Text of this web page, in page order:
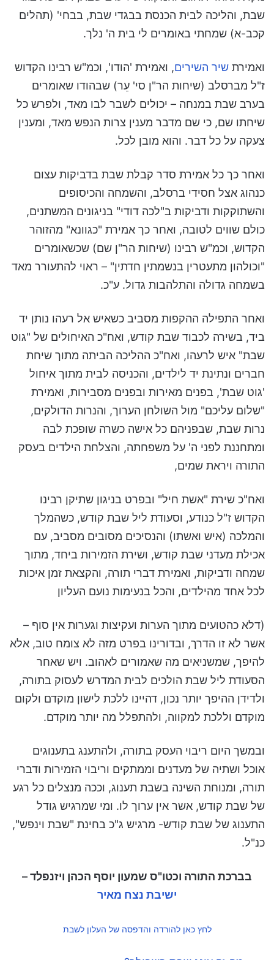
שבת, והליכה לבית הכנסת בבגדי שבת, בבחי' (תהלים
קכב-א) שמחתי באומרים לי בית ה' נלך.
ואמירת שיר השירים, ואמירת 'הודו', וכמ"ש רבינו הקדוש
ז"ל מברסלב (שיחות הר"ן סי' עֵר) שבהודו שאומרים
בערב שבת במנחה – יכולים לשבר לבו מאד, ולפרש כל
שיחתו שם, כי שם מדבר מענין צרות הנפש מאד, ומענין
צעקה על כל דבר. והוא מובן לכל.
ואחר כך כל אמירת סדר קבלת שבת בדביקות עצום
כנהוג אצל חסידי ברסלב, והשמחה והכיסופים
והשתוקקות ודביקות ב"לכה דודי" בניגונים המשתנים,
כולם שווים לטובה, ואחר כך אמירת "כגוונא" מהזוהר
הקדוש, וכמ"ש רבינו (שיחות הר"ן שם) שכשאומרים
"וכולהון מתעטרין בנשמתין חדתין" – ראוי להתעורר מאד
בשמחה גדולה והתלהבות גדול. ע"כ.
ואחר התפילה ההקפות מסביב כשאיש אל רעהו נותן יד
ביד, בשירה לכבוד שבת קודש, ואח"כ האיחולים של "גוט
שבת" איש לרעהו, ואח"כ ההליכה הביתה מתוך שיחת
חברים ונתינת יד לילדים, והכניסה לבית מתוך איחול
'גוט שבת', בפנים מאירות ובפנים מסבירות, ואמירת
"שלום עליכם" מול השולחן הערוך, והנרות הדולקים,
נרות שבת, שבפניהם כל אישה כשרה שופכת לבה
ומתחננת לפני ה' על משפחתה, והצלחת הילדים בעסק
התורה ויראת שמים,
ואח"כ שירת "אשת חיל" ובפרט בניגון שתיקן רבינו
הקדוש ז"ל כנודע, וסעודת ליל שבת קודש, כשהמלך
והמלכה (איש ואשתו) והנסיכים מסובים מסביב, עם
אכילת מעדני שבת קודש, ושירת הזמירות ביחד, מתוך
שמחה ודביקות, ואמירת דברי תורה, והקצאת זמן איכות
לכל אחד מהילדים, והכל בנעימות נועם העליון
(דלא כהטועים מתוך הערות ועקיצות וגערות אין סוף –
אשר לא זו הדרך, ובדורינו בפרט מזה לא צומח טוב, אלא
להיפך, שמשניאים מה שאמורים לאהוב. ויש שאחר
הסעודת ליל שבת הולכים לבית המדרש לעסוק בתורה,
ולדידן ההיפך יותר נכון, דהיינו ללכת לישון מוקדם ולקום
מוקדם וללכת למקווה, ולהתפלל מה יותר מוקדם.
ובמשך היום ריבוי העסק בתורה, ולהתענג בתענוגים
אוכל ושתיה של מעדנים וממתקים וריבוי הזמירות ודברי
תורה, ומנוחת השינה בשבת תענוג, וככה מנצלים כל רגע
של שבת קודש, אשר אין ערוך לו. ומי שמרגיש גודל
התענוג של שבת קודש- מרגיש ג"כ בחינת "שבת וינפש",
כנ"ל.
בברכת התורה וכטו"ס שמעון יוסף הכהן ויזנפלד –
ישיבת נצח מאיר
לחץ כאן להורדה והדפסה של העלון לשבת